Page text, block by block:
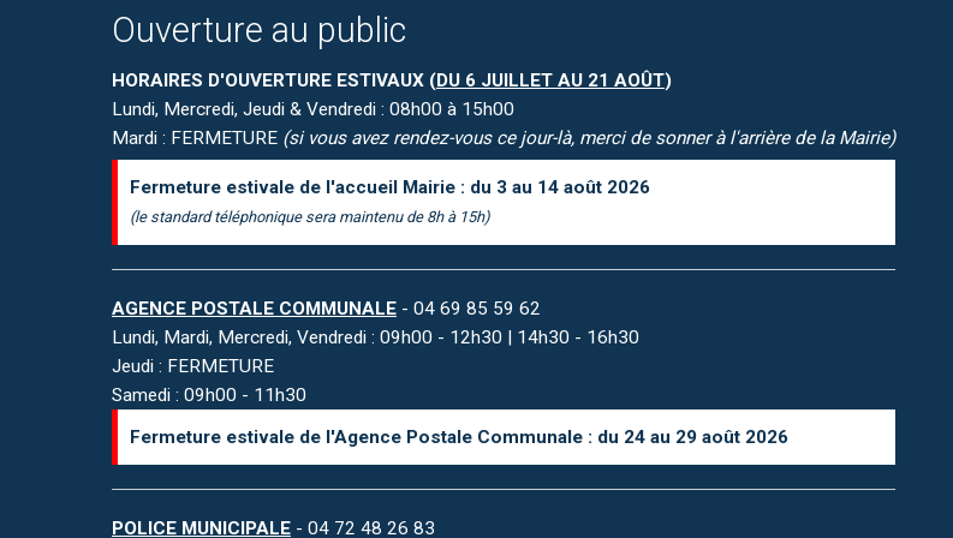
Ouverture au public
HORAIRES D'OUVERTURE ESTIVAUX (DU 6 JUILLET AU 21 AOÛT)
Lundi, Mercredi, Jeudi & Vendredi : 08h00 à 15h00
Mardi : FERMETURE (si vous avez rendez-vous ce jour-là, merci de sonner à l'arrière de la Mairie)
Fermeture estivale de l'accueil Mairie : du 3 au 14 août 2026
(le standard téléphonique sera maintenu de 8h à 15h)
AGENCE POSTALE COMMUNALE - 04 69 85 59 62
Lundi, Mardi, Mercredi, Vendredi : 09h00 - 12h30 | 14h30 - 16h30
Jeudi : FERMETURE
Samedi : 09h00 - 11h30
Fermeture estivale de l'Agence Postale Communale : du 24 au 29 août 2026
POLICE MUNICIPALE - 04 72 48 26 83